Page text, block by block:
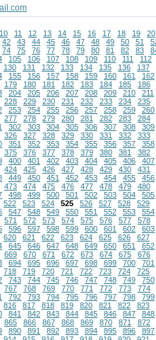
10 11 12 13 14 15 16 17 18 19 20
42 43 44 45 46 47 48 49 50 51
74 75 76 77 78 79 80 81 82 83
105 106 107 108 109 110 111 112
130 131 132 133 134 135 136 137
155 156 157 158 159 160 161 162
179 180 181 182 183 184 185 186
204 205 206 207 208 209 210 211
228 229 230 231 232 233 234 235
253 254 255 256 257 258 259 260
277 278 279 280 281 282 283 284
302 303 304 305 306 307 308 309
326 327 328 329 330 331 332 333
351 352 353 354 355 356 357 358
375 376 377 378 379 380 381 382
400 401 402 403 404 405 406 407
424 425 426 427 428 429 430 431
449 450 451 452 453 454 455 456
473 474 475 476 477 478 479 480
498 499 500 501 502 503 504 505
522 523 524 525 526 527 528 529
547 548 549 550 551 552 553 554
571 572 573 574 575 576 577 578
596 597 598 599 600 601 602 603
620 621 622 623 624 625 626 627
645 646 647 648 649 650 651 652
669 670 671 672 673 674 675 676
694 695 696 697 698 699 700 701
718 719 720 721 722 723 724 725
743 744 745 746 747 748 749 750
767 768 769 770 771 772 773 774
792 793 794 795 796 797 798 799
816 817 818 819 820 821 822 823
841 842 843 844 845 846 847 848
865 866 867 868 869 870 871 872
890 891 892 893 894 895 896 897